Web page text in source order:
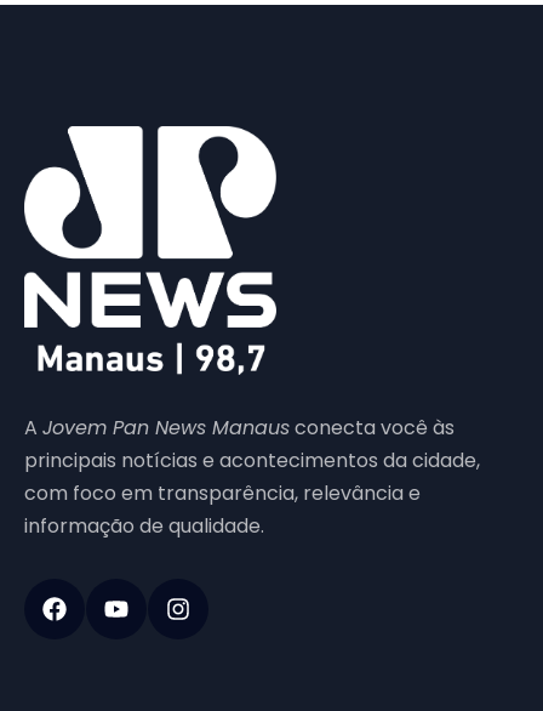
A Jovem Pan News Manausconecta você às
principais notícias e acontecimentos da cidade,
com foco em transparência, relevância e
informação de qualidade.